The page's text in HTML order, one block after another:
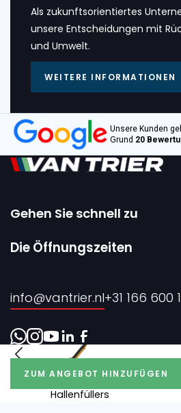
ZUM ANGEBOT HINZUFÜGEN
Als zukunftsorientiertes
unsere Entscheidungen mit
und Umwelt.
WEITERE INFORMATIONEN
Unsere Kunden
Grund 20
Gehen Sie schnell zu
Startseite
Verkauf
Über uns
Kontakt
Die Öffnungszeiten
info@vantrier.nl+31 166 600
Hallenfüllers